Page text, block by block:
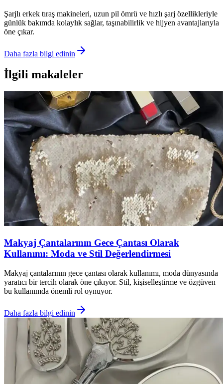
Şarjlı erkek tıraş makineleri, uzun pil ömrü ve hızlı şarj özellikleriyle
günlük bakımda kolaylık sağlar, taşınabilirlik ve hijyen avantajlarıyla
öne çıkar.
Daha fazla bilgi edinin
İlgili makaleler
Makyaj Çantalarının Gece Çantası Olarak
Kullanımı: Moda ve Stil Değerlendirmesi
Makyaj çantalarının gece çantası olarak kullanımı, moda dünyasında
yaratıcı bir tercih olarak öne çıkıyor. Stil, kişiselleştirme ve özgüven
bu kullanımda önemli rol oynuyor.
Daha fazla bilgi edinin